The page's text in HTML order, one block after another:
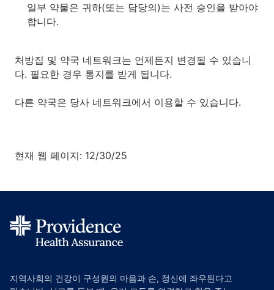
일부 약물은 귀하(또는 담당의)는 사전 승인을 받아야
합니다.
처방집 및 약국 네트워크는 언제든지 변경될 수 있습니
다. 필요한 경우 통지를 받게 됩니다.
다른 약국은 당사 네트워크에서 이용할 수 있습니다.
현재 웹 페이지: 12/30/25
지역사회의 건강이 구성원의 마음과 손, 정신에 좌우된다고